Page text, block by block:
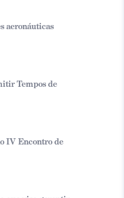
aeronáuticas
Tempos de
IV Encontro de